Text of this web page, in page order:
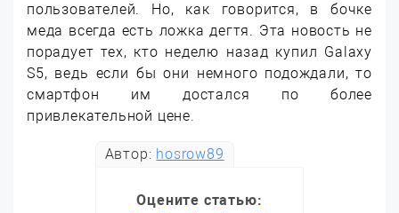
пользователей. Но, как говорится, в бочке
меда всегда есть ложка дегтя. Эта новость не
порадует тех, кто неделю назад купил Galaxy
S5, ведь если бы они немного подождали, то
смартфон им достался по более
привлекательной цене.
Автор: hosrow89
Оцените статью: